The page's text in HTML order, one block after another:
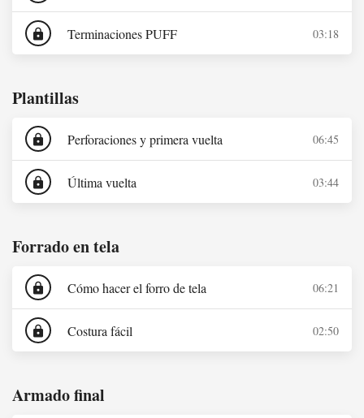
lock Terminaciones PUFF 03:18
Plantillas
lock Perforaciones y primera vuelta 06:45
lock Última vuelta 03:44
Forrado en tela
lock Cómo hacer el forro de tela 06:21
lock Costura fácil 02:50
Armado final